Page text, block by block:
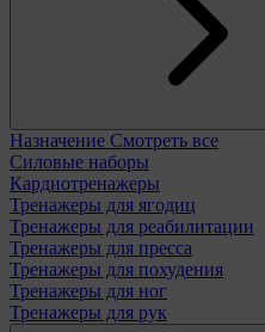
Назначение Смотреть все
Силовые наборы
Кардиотренажеры
Тренажеры для ягодиц
Тренажеры для реабилитации
Тренажеры для пресса
Тренажеры для похудения
Тренажеры для ног
Тренажеры для рук